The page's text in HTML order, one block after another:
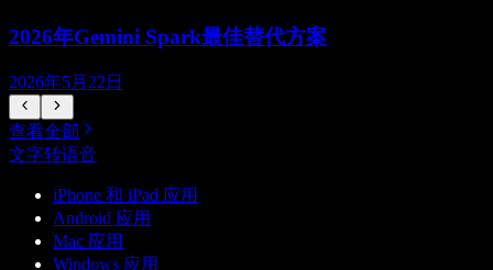
2026年Gemini Spark最佳替代方案
2026年5月22日
查看全部
文字转语音
iPhone 和 iPad 应用
Android 应用
Mac 应用
Windows 应用